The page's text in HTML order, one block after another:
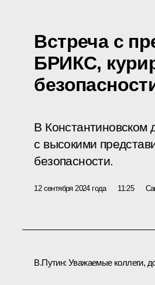
Встреча с
БРИКС,
В Константиновском
с высокими
безопасности.
12 сентября 2024 года 11:25
В.Путин: Уважаемые коллеги,